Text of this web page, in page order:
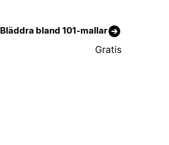
Bläddra bland 101-mallar
Gratis